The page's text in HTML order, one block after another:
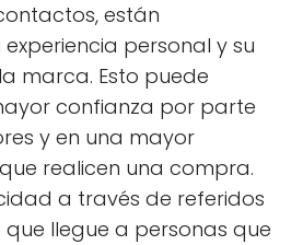
están
personal y su
marca. Esto puede
confianza por parte
y en una mayor
realicen una compra.
a través de referidos
llegue a personas que